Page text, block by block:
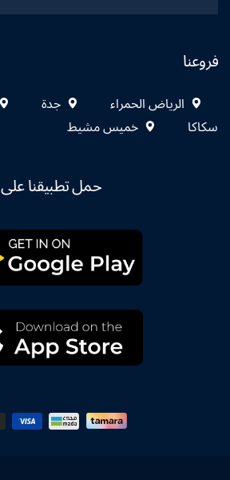
فروعنا
الرياض الحمراء جدة
سكاكا
خميس مشيط
حمل تطبيقنا على